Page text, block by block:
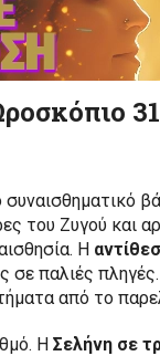
του Ζυγού
Η
σε παλιές
από το
Η Σελήνη σε